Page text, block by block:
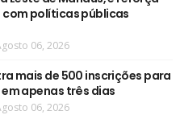
políticas públicas
06, 2026
mais de 500 inscrições para
apenas três dias
06, 2026